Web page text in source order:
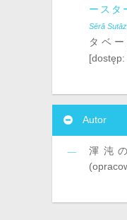
ースタ
Sērā
タベー
[dostęp:
Autor
渾沌